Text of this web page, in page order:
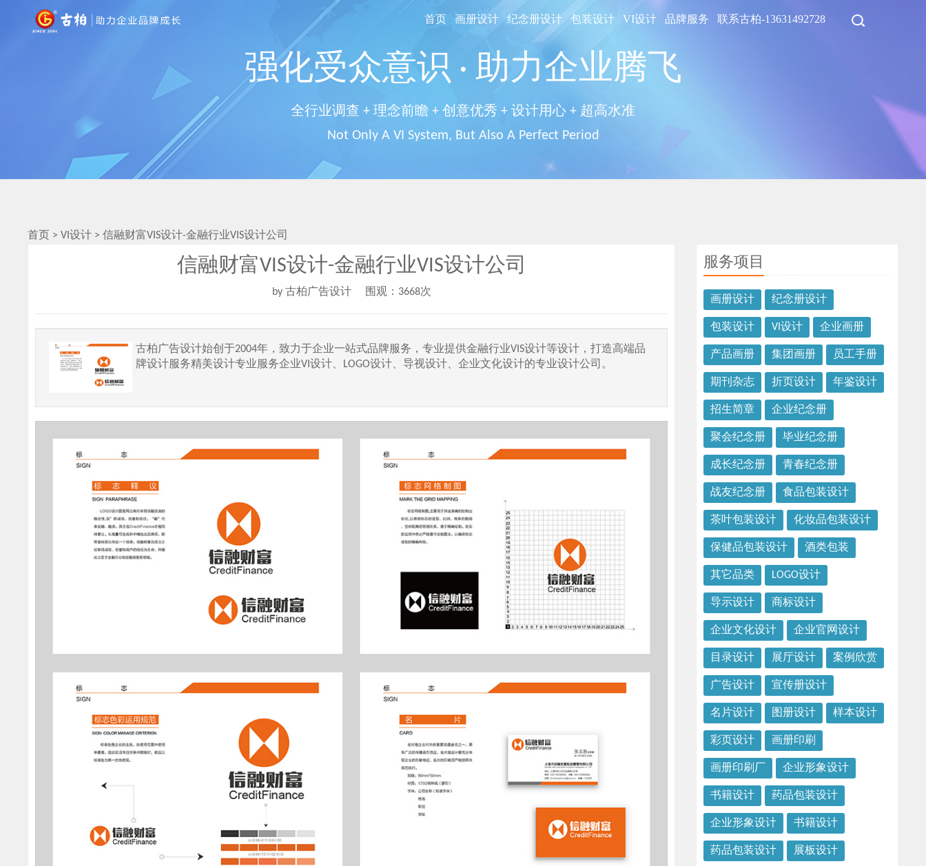
首页 画册设计 纪念册设计 包装设计 VI设计 品牌服务 联系古柏-13631492728
强化受众意识 · 助力企业腾飞
全行业调查 + 理念前瞻 + 创意优秀 + 设计用心 + 超高水准
Not Only A VI System, But Also A Perfect Period
首页 >VI设计 >信融财富VIS设计-金融行业VIS设计公司
信融财富VIS设计-金融行业VIS设计公司
by 古柏广告设计 围观：3668次
古柏广告设计始创于2004年，致力于企业一站式品牌服务，专业提供金融行业VIS设计等设计，打造高端品
牌设计服务精美设计专业服务企业VI设计、LOGO设计、导视设计、企业文化设计的专业设计公司。
服务项目
画册设计 纪念册设计
包装设计 VI设计 企业画册
产品画册 集团画册 员工手册
期刊杂志 折页设计 年鉴设计
招生简章 企业纪念册
聚会纪念册 毕业纪念册
成长纪念册 青春纪念册
战友纪念册 食品包装设计
茶叶包装设计 化妆品包装设计
保健品包装设计 酒类包装
其它品类 LOGO设计
导示设计 商标设计
企业文化设计 企业官网设计
目录设计 展厅设计 案例欣赏
广告设计 宣传册设计
名片设计 图册设计 样本设计
彩页设计 画册印刷
画册印刷厂 企业形象设计
书籍设计 药品包装设计
企业形象设计 书籍设计
药品包装设计 展板设计